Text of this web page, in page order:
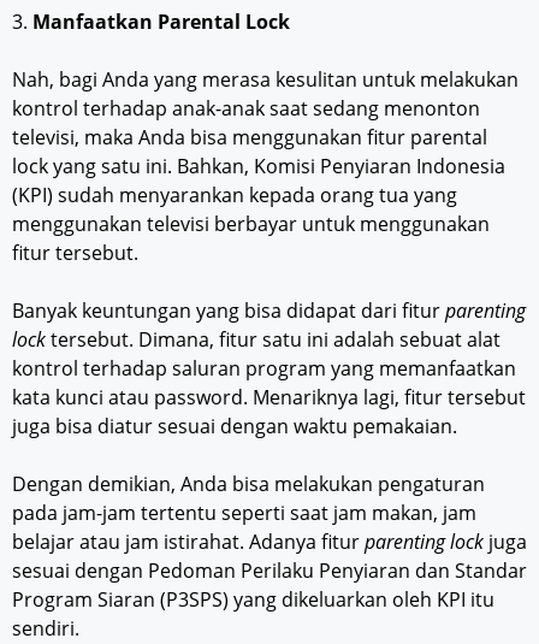
3. Manfaatkan Parental Lock
Nah, bagi Anda yang merasa kesulitan untuk melakukan
kontrol terhadap anak-anak saat sedang menonton
televisi, maka Anda bisa menggunakan fitur parental
lock yang satu ini. Bahkan, Komisi Penyiaran Indonesia
(KPI) sudah menyarankan kepada orang tua yang
menggunakan televisi berbayar untuk menggunakan
fitur tersebut.
Banyak keuntungan yang bisa didapat dari fiturparenting
locktersebut. Dimana, fitur satu ini adalah sebuat alat
kontrol terhadap saluran program yang memanfaatkan
kata kunci atau password. Menariknya lagi, fitur tersebut
juga bisa diatur sesuai dengan waktu pemakaian.
Dengan demikian, Anda bisa melakukan pengaturan
pada jam-jam tertentu seperti saat jam makan, jam
belajar atau jam istirahat. Adanya fiturparenting lock juga
sesuai dengan Pedoman Perilaku Penyiaran dan Standar
Program Siaran (P3SPS) yang dikeluarkan oleh KPI itu
sendiri.